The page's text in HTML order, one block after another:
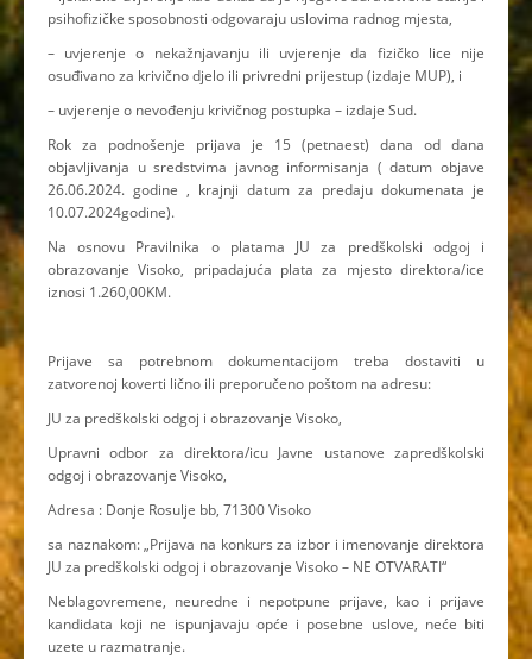
psihofizičke sposobnosti odgovaraju uslovima radnog mjesta,
– uvjerenje o nekažnjavanju ili uvjerenje da fizičko lice nije
osuđivano za krivično djelo ili privredni prijestup (izdaje MUP), i
– uvjerenje o nevođenju krivičnog postupka – izdaje Sud.
Rok za podnošenje prijava je 15 (petnaest) dana od dana
objavljivanja u sredstvima javnog informisanja ( datum objave
26.06.2024. godine , krajnji datum za predaju dokumenata je
10.07.2024godine).
Na osnovu Pravilnika o platama JU za predškolski odgoj i
obrazovanje Visoko, pripadajuća plata za mjesto direktora/ice
iznosi 1.260,00KM.
Prijave sa potrebnom dokumentacijom treba dostaviti u
zatvorenoj koverti lično ili preporučeno poštom na adresu:
JU za predškolski odgoj i obrazovanje Visoko,
Upravni odbor za direktora/icu Javne ustanove zapredškolski
odgoj i obrazovanje Visoko,
Adresa : Donje Rosulje bb, 71300 Visoko
sa naznakom: „Prijava na konkurs za izbor i imenovanje direktora
JU za predškolski odgoj i obrazovanje Visoko – NE OTVARATI“
Neblagovremene, neuredne i nepotpune prijave, kao i prijave
kandidata koji ne ispunjavaju opće i posebne uslove, neće biti
uzete u razmatranje.